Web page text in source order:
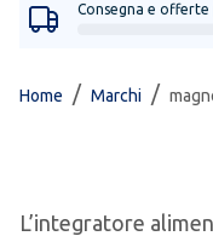
Consegna e offerte
Home / Marchi /
L’integratore